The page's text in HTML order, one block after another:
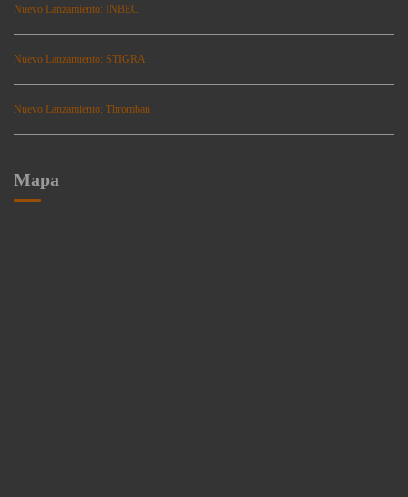
Nuevo Lanzamiento: INBEC
Nuevo Lanzamiento: STIGRA
Nuevo Lanzamiento: Thromban
Mapa